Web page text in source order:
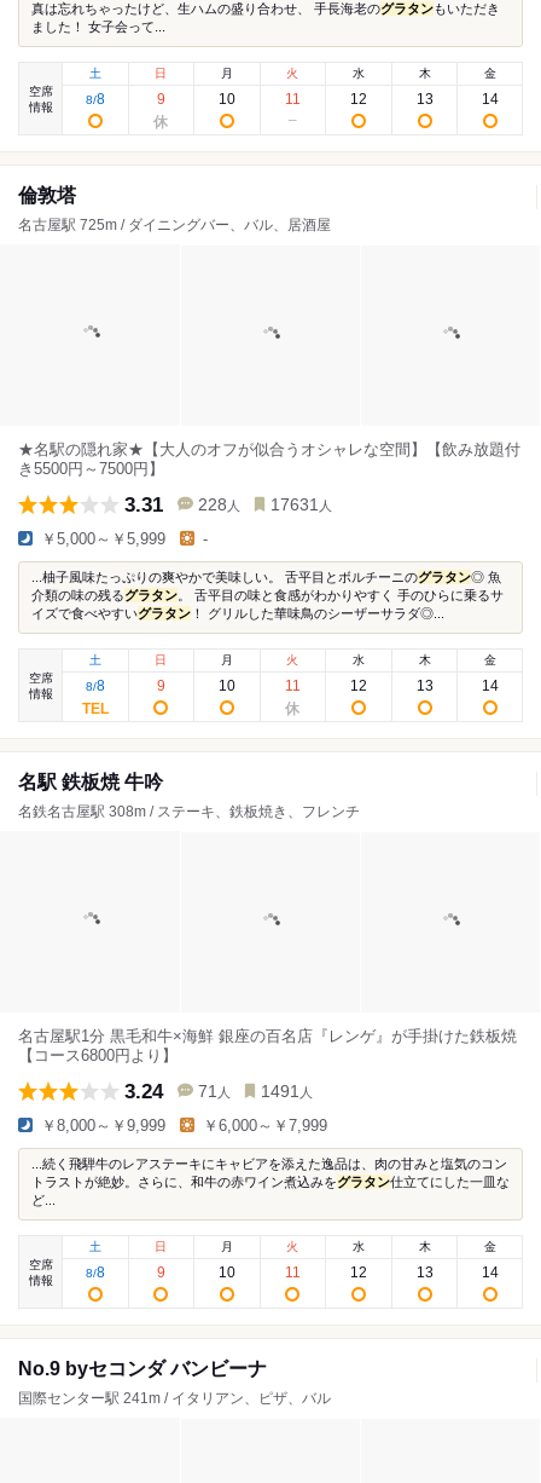
真は忘れちゃったけど、生ハムの盛り合わせ、 手長海老のグラタンもいただき
ました！ 女子会って...
空席
情報
土
8/8
日
9
月
10
火
11
水
12
木
13
金
14
倫敦塔
名古屋駅 725m / ダイニングバー、バル、居酒屋
★名駅の隠れ家★【大人のオフが似合うオシャレな空間】【飲み放題付
き5500円～7500円】
3.31 228 人 17631 人
￥5,000～￥5,999 -
...柚子風味たっぷりの爽やかで美味しい。 舌平目とボルチーニのグラタン◎ 魚
介類の味の残るグラタン 。 舌平目の味と食感がわかりやすく 手のひらに乗るサ
イズで食べやすいグラタン ！ グリルした華味鳥のシーザーサラダ◎...
空席
情報
土
8/8
日
9
月
10
火
11
水
12
木
13
金
14
名駅 鉄板焼 牛吟
名鉄名古屋駅 308m / ステーキ、鉄板焼き、フレンチ
名古屋駅1分 黒毛和牛×海鮮 銀座の百名店『レンゲ』が手掛けた鉄板焼
【コース6800円より】
3.24 71 人 1491 人
￥8,000～￥9,999 ￥6,000～￥7,999
...続く飛騨牛のレアステーキにキャビアを添えた逸品は、肉の甘みと塩気のコン
トラストが絶妙。さらに、和牛の赤ワイン煮込みをグラタン仕立てにした一皿な
ど...
空席
情報
土
8/8
日
9
月
10
火
11
水
12
木
13
金
14
No.9 byセコンダ バンビーナ
国際センター駅 241m / イタリアン、ピザ、バル